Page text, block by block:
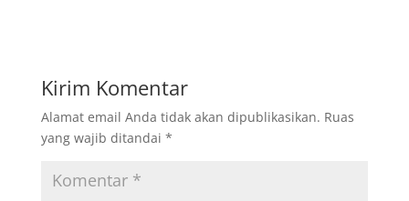
Kirim Komentar
Alamat email Anda tidak akan dipublikasikan. Ruas
yang wajib ditandai *